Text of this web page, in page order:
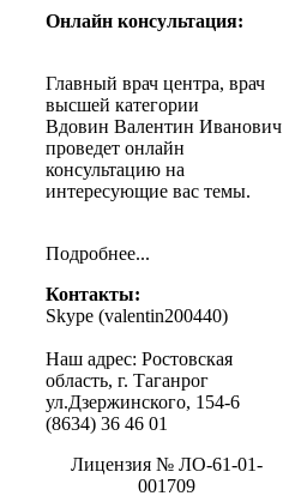
Онлайн консультация:
Главный врач центра, врач
высшей категории
Вдовин Валентин Иванович
проведет онлайн
консультацию на
интересующие вас темы.
Подробнее...
Контакты:
Skype (valentin200440)
Наш адрес: Ростовская
область, г. Таганрог
ул.Дзержинского, 154-6
(8634) 36 46 01
Лицензия№ ЛО-61-01-
001709